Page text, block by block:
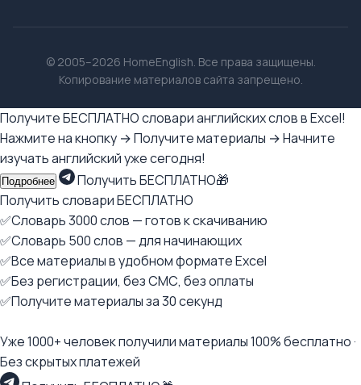
© 2005–2026 HomeEnglish. Все права защищены.
Копирование материалов сайта запрещено.
Получите БЕСПЛАТНО словари английских слов в Excel!
Нажмите на кнопку → Получите материалы → Начните
изучать английский уже сегодня!
Подробнее
Получить БЕСПЛАТНО🎁
Получить словари БЕСПЛАТНО
✅Словарь 3000 слов — готов к скачиванию
✅Словарь 500 слов — для начинающих
✅Все материалы в удобном формате Excel
✅Без регистрации, без СМС, без оплаты
✅Получите материалы за 30 секунд
Уже 1000+ человек получили материалы 100% бесплатно ·
Без скрытых платежей